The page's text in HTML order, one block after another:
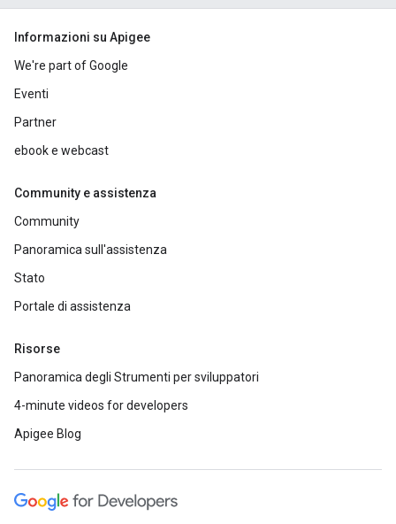
Informazioni su Apigee
We're part of Google
Eventi
Partner
ebook e webcast
Community e assistenza
Community
Panoramica sull'assistenza
Stato
Portale di assistenza
Risorse
Panoramica degli Strumenti per sviluppatori
4-minute videos for developers
Apigee Blog